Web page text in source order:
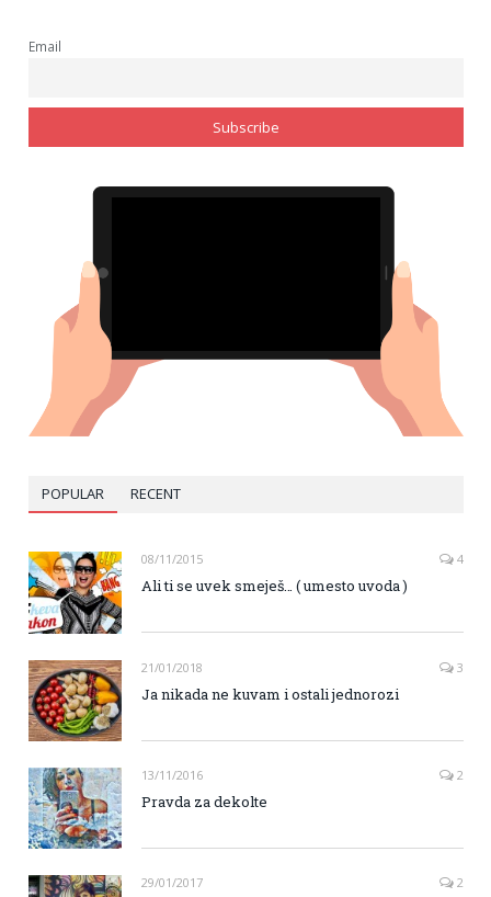
Email
POPULAR RECENT
08/11/2015 4
Ali ti se uvek smeješ… ( umesto uvoda )
21/01/2018 3
Ja nikada ne kuvam i ostali jednorozi
13/11/2016 2
Pravda za dekolte
29/01/2017 2